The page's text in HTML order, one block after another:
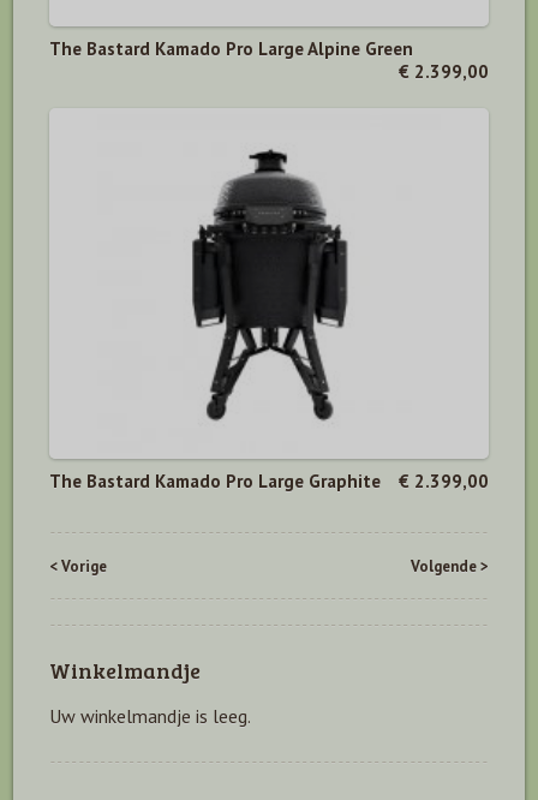
The Bastard Kamado Pro Large Alpine Green
€ 2.399,00
The Bastard Kamado Pro Large Graphite € 2.399,00
< Vorige Volgende >
Winkelmandje
Uw winkelmandje is leeg.